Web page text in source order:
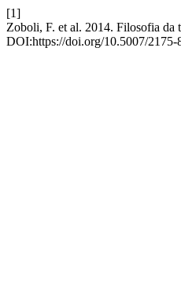
[1]
Zoboli, F. et al. 2014. Filosofia
DOI:https://doi.org/10.5007/2175-